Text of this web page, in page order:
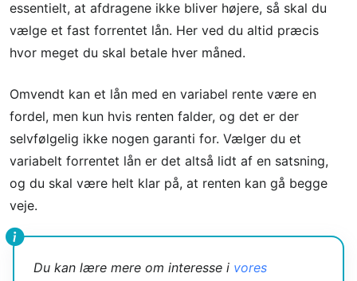
essentielt, at afdragene ikke bliver højere, så skal du
vælge et fast forrentet lån. Her ved du altid præcis
hvor meget du skal betale hver måned.
Omvendt kan et lån med en variabel rente være en
fordel, men kun hvis renten falder, og det er der
selvfølgelig ikke nogen garanti for. Vælger du et
variabelt forrentet lån er det altså lidt af en satsning,
og du skal være helt klar på, at renten kan gå begge
veje.
Du kan lære mere om interesse i vores